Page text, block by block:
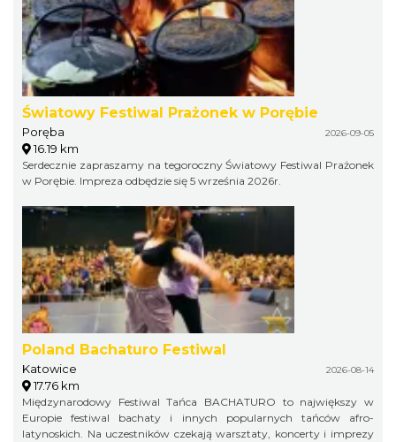
walking. Trasy zostaną przygotowane bezpiecznie, ale zachowają
swój terenowy charakter i zimowy pazur.
Światowy Festiwal Prażonek w Porębie
Poręba 2026-09-05
16.19 km
Serdecznie zapraszamy na tegoroczny Światowy Festiwal Prażonek
w Porębie. Impreza odbędzie się 5 września 2026r.
Poland Bachaturo Festiwal
Katowice 2026-08-14
17.76 km
Międzynarodowy Festiwal Tańca BACHATURO to największy w
Europie festiwal bachaty i innych popularnych tańców afro-
latynoskich. Na uczestników czekają warsztaty, koncerty i imprezy